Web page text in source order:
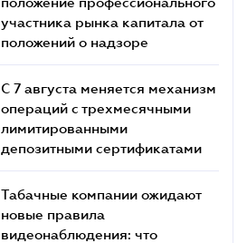
участника рынка капитала от
положений о надзоре
С 7 августа меняется механизм
операций с трехмесячными
лимитированными
депозитными сертификатами
Табачные компании ожидают
новые правила
видеонаблюдения: что